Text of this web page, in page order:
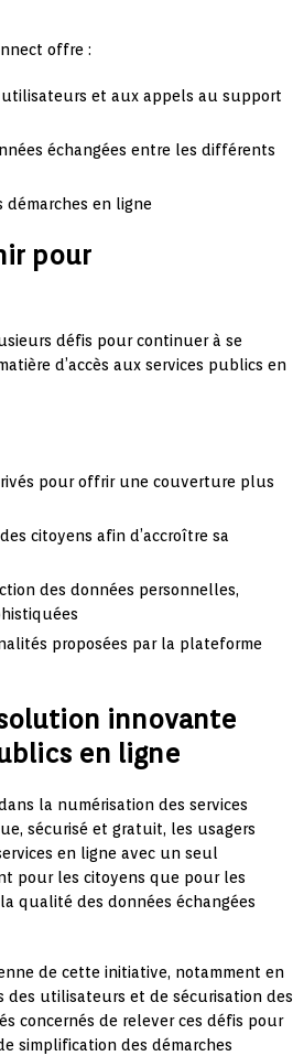
offre :
et aux appels au support
échangées entre les différents
démarches en ligne
pour
défis pour continuer à se
d’accès aux services publics en
pour offrir une couverture plus
citoyens afin d’accroître sa
des données personnelles,
proposées par la plateforme
innovante
en ligne
la numérisation des services
sécurisé et gratuit, les usagers
en ligne avec un seul
pour les citoyens que pour les
qualité des données échangées
de cette initiative, notamment en
des utilisateurs et de sécurisation des
concernés de relever ces défis pour
simplification des démarches